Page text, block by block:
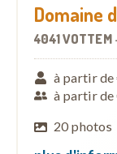
Domaine
4041 VOTTEM
à partir de
à partir de
20 photos